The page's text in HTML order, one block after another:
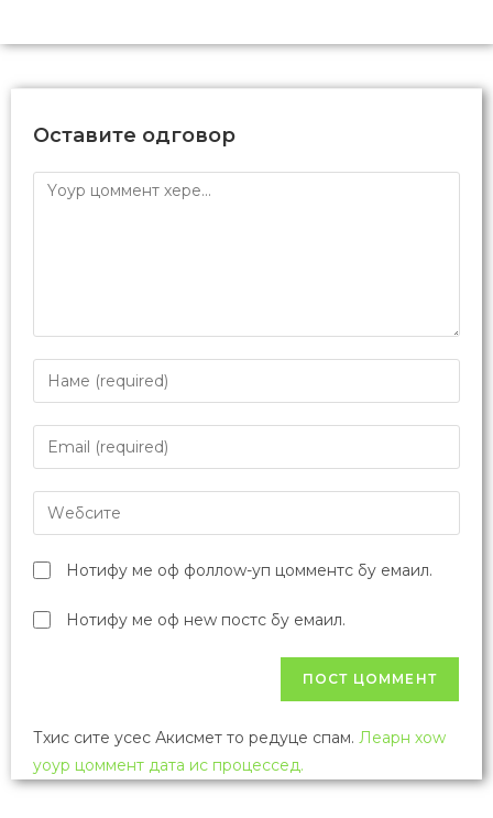
Оставите одговор
Нотифy ме оф фоллоw-уп цомментс бy емаил.
Нотифy ме оф неw постс бy емаил.
Тхис сите усес Акисмет то редуце спам. Леарн хоw
yоур цоммент дата ис процессед.